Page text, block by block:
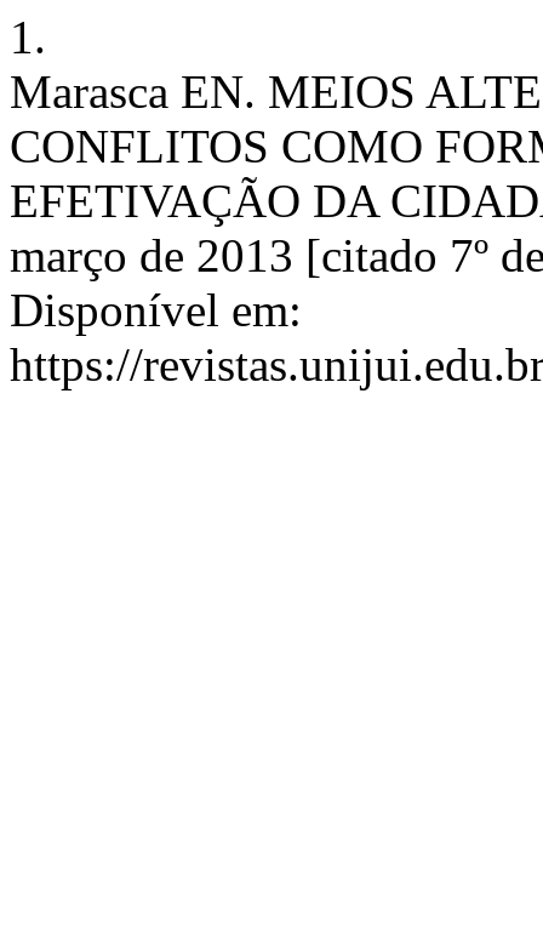
1.
Marasca EN. MEIOS
CONFLITOS COMO
EFETIVAÇÃO DA
março de 2013 [citado 7º
Disponível em:
https://